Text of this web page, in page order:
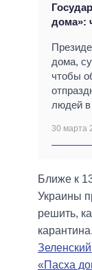
дома»:
дома,
чтобы
людей в
30 марта
Ближе к
Украины
решить,
«Пасха